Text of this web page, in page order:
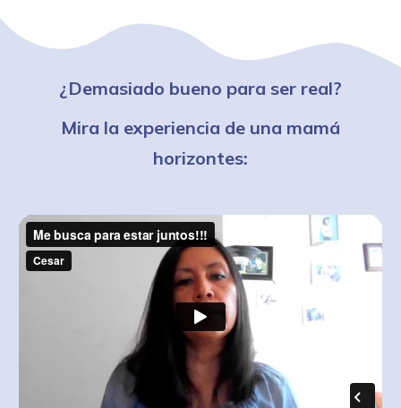
¿Demasiado bueno para ser real?
Mira la experiencia de una mamá
horizontes: